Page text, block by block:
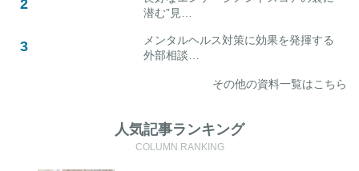
潜む”見…
メンタルヘルス対策に効果を発揮する
外部相談…
その他の資料一覧はこちら
人気記事ランキング
COLUMN RANKING